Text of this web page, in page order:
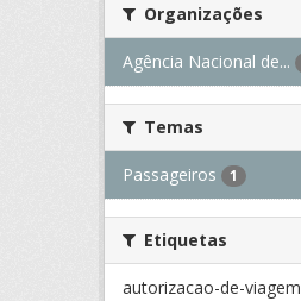
Organizações
Agência Nacional de...
Temas
Passageiros 1
Etiquetas
autorizacao-de-viagem